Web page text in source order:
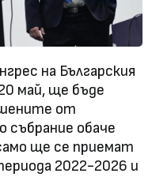
на Българския
май, ще бъде
от
събрание обаче
ще се приемат
2022-2026 и